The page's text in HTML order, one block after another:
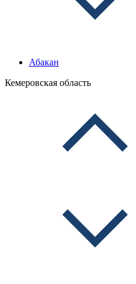
Абакан
Кемеровская область